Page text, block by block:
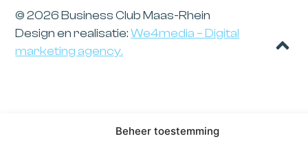
Beheer toestemming
© 2026 Business Club Maas-Rhein
Design en realisatie:We4media – Digital
marketing agency.